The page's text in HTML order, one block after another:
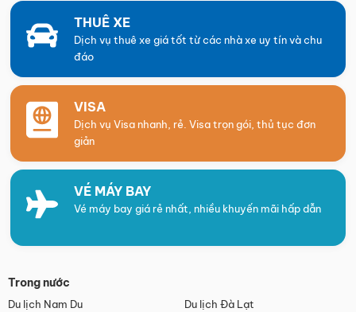
THUÊ XE
Dịch vụ thuê xe giá tốt từ các nhà xe uy tín và chu
đáo
VISA
Dịch vụ Visa nhanh, rẻ. Visa trọn gói, thủ tục đơn
giản
VÉ MÁY BAY
Vé máy bay giá rẻ nhất, nhiều khuyến mãi hấp dẫn
Trong nước
Du lịch Nam Du
Du lịch Đà Lạt